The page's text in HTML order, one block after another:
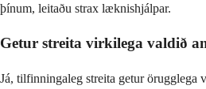
þínum, leitaðu strax læknishjálpar.
Getur streita virkilega valdið
Já, tilfinningaleg streita getur örugglega